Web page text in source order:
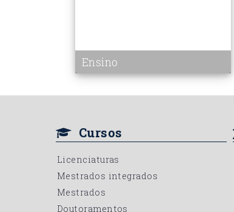
Ensino
Cursos
Licenciaturas
Mestrados integrados
Mestrados
Doutoramentos